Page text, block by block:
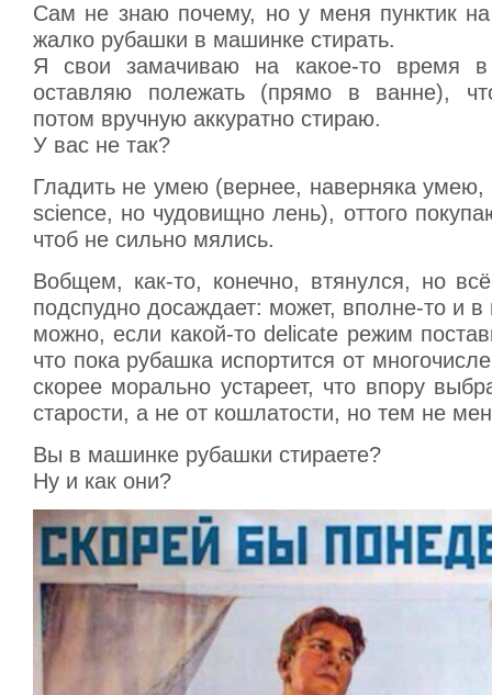
Сам не знаю почему, но у меня пунктик
жалко рубашки в машинке стирать.
Я свои замачиваю на какое-то время
оставляю полежать (прямо в ванне),
потом вручную аккуратно стираю.
У вас не так?
Гладить не умею (вернее, наверняка умею,
science, но чудовищно лень), оттого
чтоб не сильно мялись.
Вобщем, как-то, конечно, втянулся, но
подспудно досаждает: может, вполне-то и в
можно, если какой-то delicate режим
что пока рубашка испортится от
скорее морально устареет, что впору
старости, а не от кошлатости, но тем не
Вы в машинке рубашки стираете?
Ну и как они?